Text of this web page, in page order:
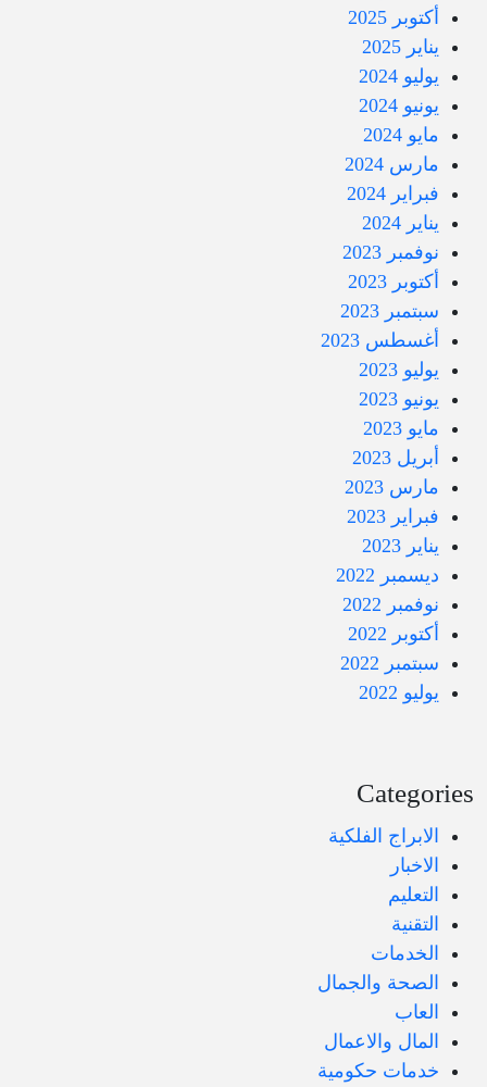
أكتوبر 2025
يناير 2025
يوليو 2024
يونيو 2024
مايو 2024
مارس 2024
فبراير 2024
يناير 2024
نوفمبر 2023
أكتوبر 2023
سبتمبر 2023
أغسطس 2023
يوليو 2023
يونيو 2023
مايو 2023
أبريل 2023
مارس 2023
فبراير 2023
يناير 2023
ديسمبر 2022
نوفمبر 2022
أكتوبر 2022
سبتمبر 2022
يوليو 2022
Categories
الابراج الفلكية
الاخبار
التعليم
التقنية
الخدمات
الصحة والجمال
العاب
المال والاعمال
خدمات حكومية